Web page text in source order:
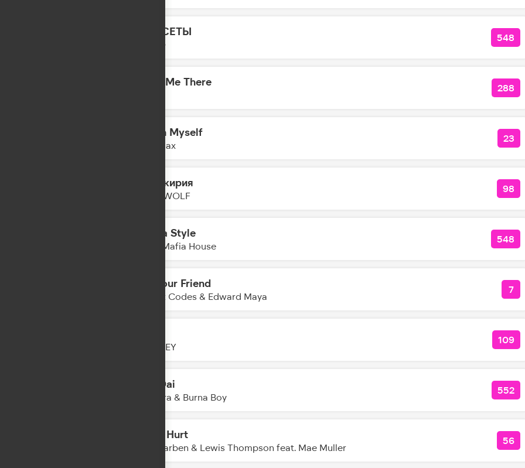
КАССЕТЫ
LYRIQ
548
Take Me There 288
Lovin Myself
Ava Max
23
Валькирия
BEARWOLF
98
Mafia Style
Trap Mafia House
548
Be Your Friend
Cheat Codes & Edward Maya
7
BLIZKEY
109
Dai Dai
Shakira & Burna Boy
552
Love Hurt
Alle Farben & Lewis Thompson feat. Mae Muller
56